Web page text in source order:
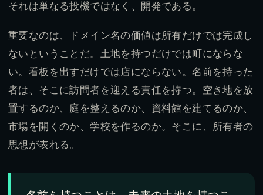
それは単なる投機ではなく、開発である。
重要なのは、ドメイン名の価値は所有だけでは完成し
ないということだ。土地を持つだけでは町にならな
い。看板を出すだけでは店にならない。名前を持った
者は、そこに訪問者を迎える責任を持つ。空き地を放
置するのか、庭を整えるのか、資料館を建てるのか、
市場を開くのか、学校を作るのか。そこに、所有者の
思想が表れる。